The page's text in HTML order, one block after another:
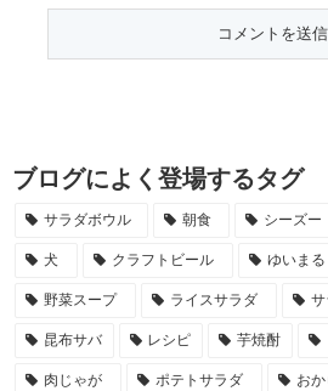
ブログによく登場するタグ
サラダボウル 朝食 シーズー
犬 クラフトビール ゆいまる
野菜スープ ライスサラダ
昆布サバ レシピ 芋焼酎
肉じゃが ポテトサラダ おか